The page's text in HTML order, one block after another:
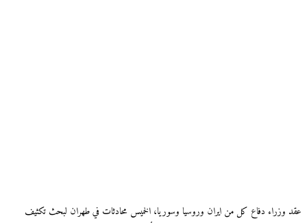
عقد وزراء دفاع كل من ايران وروسيا وسوريا، الخميس محادثات في طهران لبحث تكثيف